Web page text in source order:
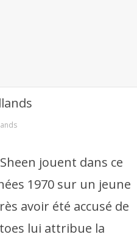
jouent dans ce
1970 sur un jeune
avoir été accusé de
lui attribue la